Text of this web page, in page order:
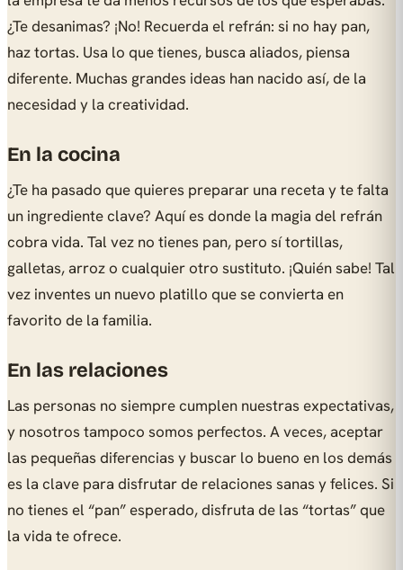
¿Te desanimas? ¡No! Recuerda el refrán: si no hay pan,
haz tortas. Usa lo que tienes, busca aliados, piensa
diferente. Muchas grandes ideas han nacido así, de la
necesidad y la creatividad.
En la cocina
¿Te ha pasado que quieres preparar una receta y te falta
un ingrediente clave? Aquí es donde la magia del refrán
cobra vida. Tal vez no tienes pan, pero sí tortillas,
galletas, arroz o cualquier otro sustituto. ¡Quién sabe! Tal
vez inventes un nuevo platillo que se convierta en
favorito de la familia.
En las relaciones
Las personas no siempre cumplen nuestras expectativas,
y nosotros tampoco somos perfectos. A veces, aceptar
las pequeñas diferencias y buscar lo bueno en los demás
es la clave para disfrutar de relaciones sanas y felices. Si
no tienes el “pan” esperado, disfruta de las “tortas” que
la vida te ofrece.